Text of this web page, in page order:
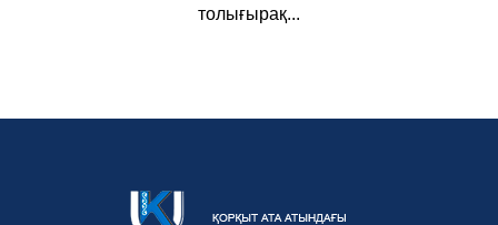
толығырақ...